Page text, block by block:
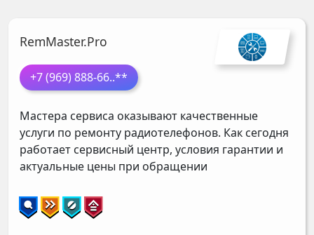
RemMaster.Pro
+7 (969) 888-66..**
Мастера сервиса оказывают качественные
услуги по ремонту радиотелефонов. Как сегодня
работает сервисный центр, условия гарантии и
актуальные цены при обращении